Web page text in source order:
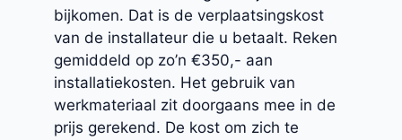
bijkomen. Dat is de verplaatsingskost
van de installateur die u betaalt. Reken
gemiddeld op zo’n €350,- aan
installatiekosten. Het gebruik van
werkmateriaal zit doorgaans mee in de
prijs gerekend. De kost om zich te